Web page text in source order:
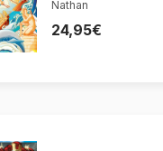
Nathan
24,95€